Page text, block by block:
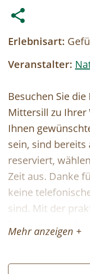
Erlebnisart:
Veranstalter:
Besuchen Sie
Mittersill zu Ihrer
Ihnen
sein, sind bereits
reserviert,
Zeit aus. Danke
keine
sind. Mit der
Reservierung
profitieren Sie
Mehr anzeigen +